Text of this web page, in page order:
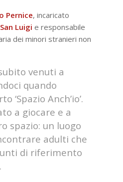
Pernice, incaricato
Luigi e responsabile
dei minori stranieri non
venuti a
quando
‘Spazio Anch’io’.
a giocare e a
spazio: un luogo
adulti che
di riferimento